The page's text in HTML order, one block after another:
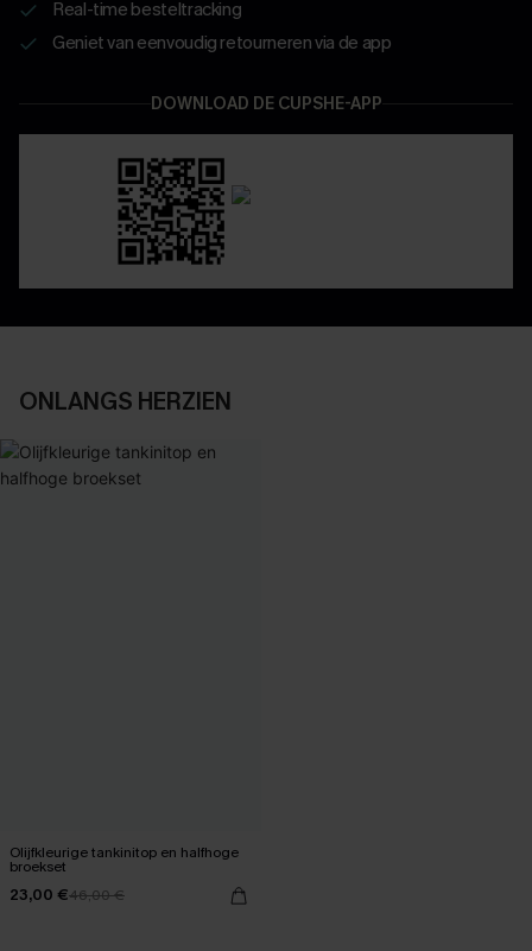
Real-time besteltracking
Geniet van eenvoudig retourneren via de app
DOWNLOAD DE CUPSHE-APP
ONLANGS HERZIEN
Olijfkleurige tankinitop en halfhoge
broekset
23,00 €46,00 €